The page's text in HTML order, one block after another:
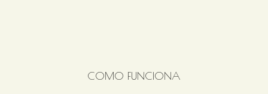
COMO FUNCIONA